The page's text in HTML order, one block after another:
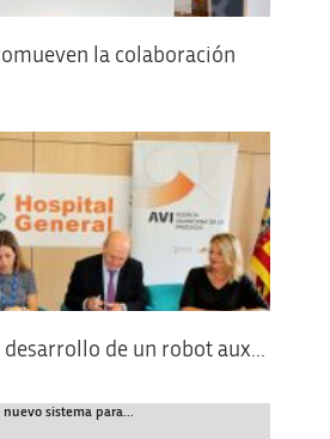
la colaboración
desarrollo de un robot aux...
sistema para...